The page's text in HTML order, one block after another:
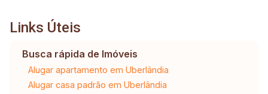
Links Úteis
Busca rápida de Imóveis
Alugar apartamento em Uberlândia
Alugar casa padrão em Uberlândia